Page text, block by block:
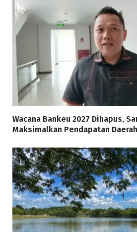
Wacana Bankeu 2027 Dihapus,
Maksimalkan Pendapatan Daerah